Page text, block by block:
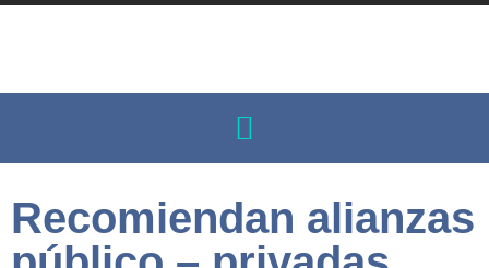
Recomiendan alianzas